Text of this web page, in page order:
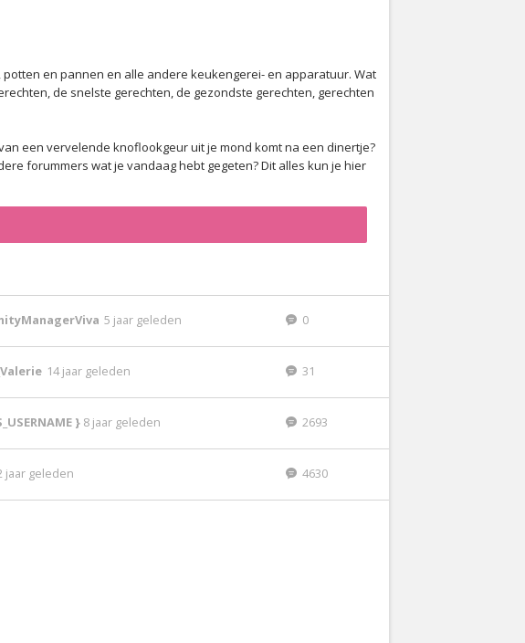
en pannen en alle andere keukengerei- en apparatuur. Wat
de snelste gerechten, de gezondste gerechten, gerechten
een vervelende knoflookgeur uit je mond komt na een dinertje?
forummers wat je vandaag hebt gegeten? Dit alles kun je hier
5 jaar geleden 0
14 jaar geleden 31
} 8 jaar geleden 2693
jaar geleden 4630